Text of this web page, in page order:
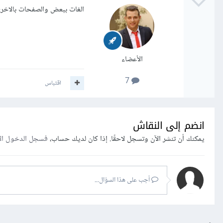
الأعضاء
7
الغات ببعض والصفحات
اقتباس
انضم إلى النقاش
يمكنك أن تنشر الآن وتسجل لاحقًا. إذا كان لديك حساب،فسجل الدخول
أجب على هذا السؤال...